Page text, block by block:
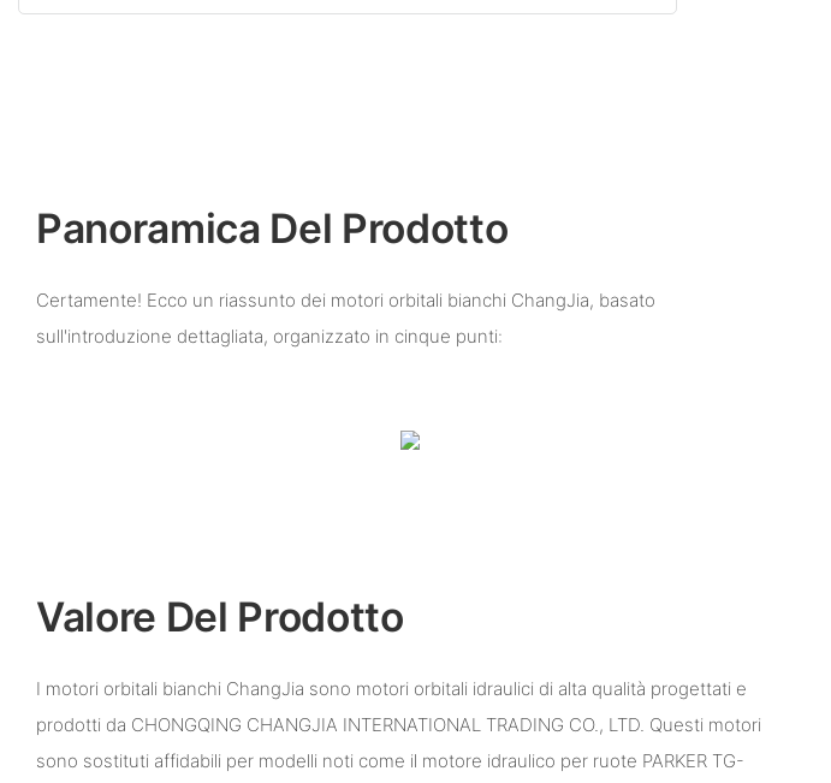
Panoramica Del Prodotto
Certamente! Ecco un riassunto dei motori orbitali bianchi ChangJia, basato
sull'introduzione dettagliata, organizzato in cinque punti:
Valore Del Prodotto
I motori orbitali bianchi ChangJia sono motori orbitali idraulici di alta qualità progettati e
prodotti da CHONGQING CHANGJIA INTERNATIONAL TRADING CO., LTD. Questi motori
sono sostituti affidabili per modelli noti come il motore idraulico per ruote PARKER TG-